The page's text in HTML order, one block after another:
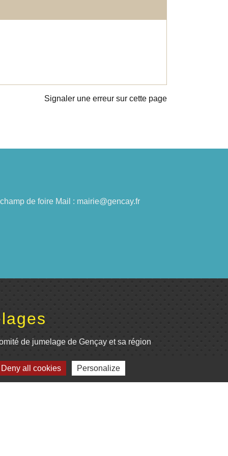
Signaler une erreur sur cette page
de foire Mail : mairie@gencay.fr
de jumelage de Gençay et sa région
all cookies Personalize